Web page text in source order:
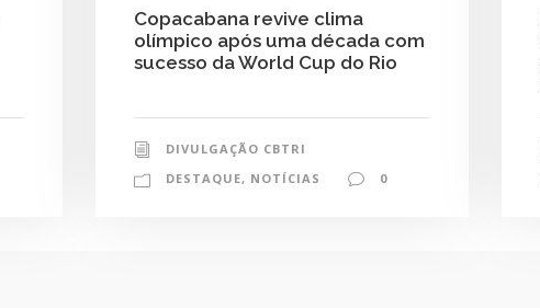
Copacabana revive clima
olímpico após uma década com
sucesso da World Cup do Rio
DIVULGAÇÃO CBTRI
DESTAQUE, NOTÍCIAS 0